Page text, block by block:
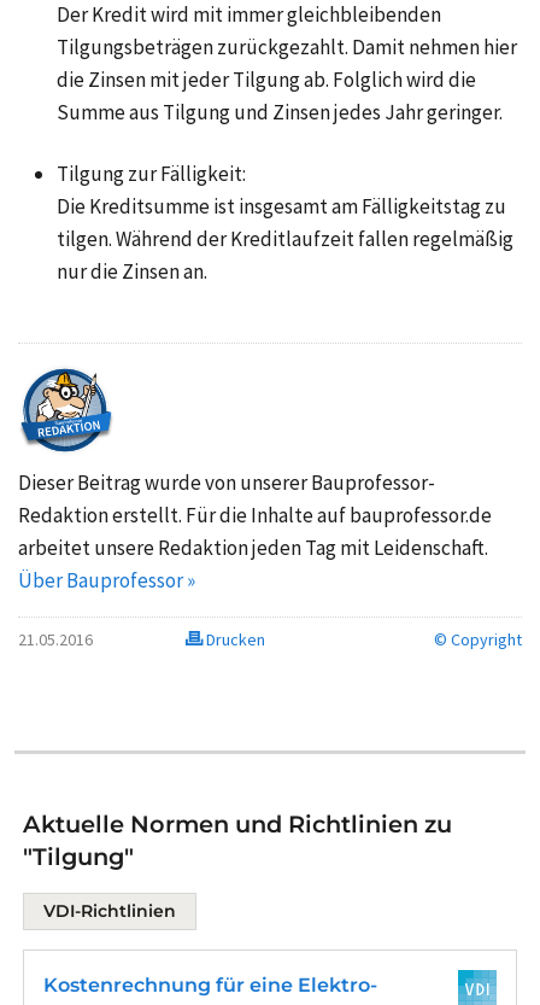
Der Kredit wird mit immer gleichbleibenden
Tilgungsbeträgen zurückgezahlt. Damit nehmen hier
die Zinsen mit jeder Tilgung ab. Folglich wird die
Summe aus Tilgung und Zinsen jedes Jahr geringer.
Tilgung zur Fälligkeit:
Die Kreditsumme ist insgesamt am Fälligkeitstag zu
tilgen. Während der Kreditlaufzeit fallen regelmäßig
nur die Zinsen an.
Dieser Beitrag wurde von unserer Bauprofessor-
Redaktion erstellt. Für die Inhalte auf bauprofessor.de
arbeitet unsere Redaktion jeden Tag mit Leidenschaft.
Über Bauprofessor »
21.05.2016 Drucken © Copyright
Aktuelle Normen und Richtlinien zu
"Tilgung"
VDI-Richtlinien
Kostenrechnung für eine Elektro-